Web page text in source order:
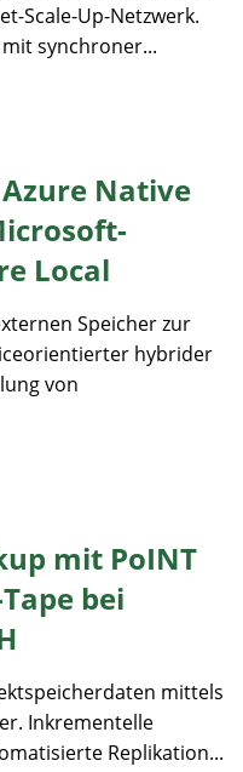
Scale-Up-Netzwerk.
synchroner...
Native
Local
Speicher zur
hybrider
von
mit PoINT
bei
mittels
Inkrementelle
Replikation...